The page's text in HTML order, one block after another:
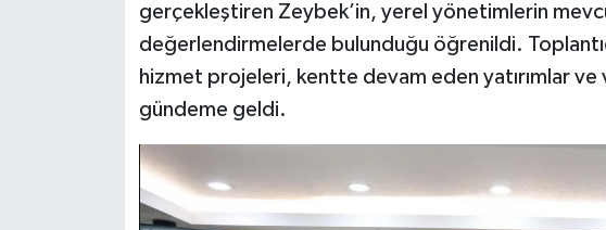
gerçekleştiren Zeybek’in, yerel yönetimlerin
değerlendirmelerde bulunduğu öğrenildi.
hizmet projeleri, kentte devam eden yatırımlar ve
gündeme geldi.